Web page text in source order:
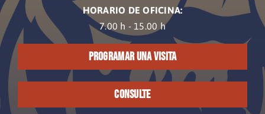
HORARIO DE OFICINA:
7.00 h - 15.00 h
PROGRAMAR UNA VISITA
CONSULTE